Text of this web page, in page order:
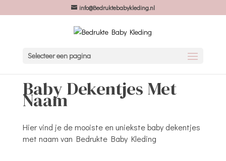
info@Bedruktebabykleding.nl
Selecteer een pagina
Baby Dekentjes Met
Naam
Hier vind je de mooiste en uniekste baby dekentjes
met naam van Bedrukte Baby Kleding